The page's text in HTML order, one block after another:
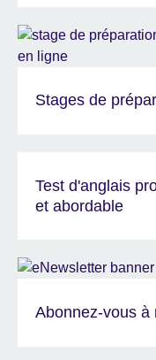
Stages de
Test d'anglais
et abordable
Abonnez-vous à